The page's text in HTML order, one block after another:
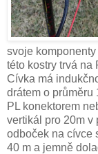
svoje
této kostry trvá na
Cívka má
drátem o průměru
PL konektorem
vertikál pro 20m v
odboček na cívce
40 m a jemně